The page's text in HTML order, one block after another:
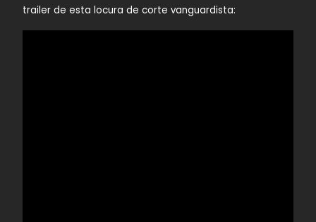
trailer de esta locura de corte vanguardista: